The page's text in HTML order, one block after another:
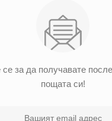
за да получавате
пощата си!